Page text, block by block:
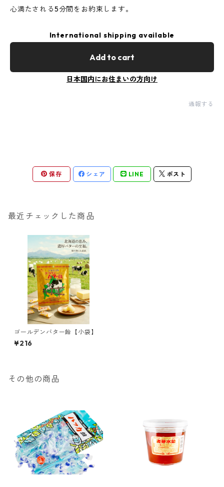
心満たされる5分間をお約束します。
International shipping available
Add to cart
日本国内にお住まいの方向け
通報する
保存 シェア LINE ポスト
最近チェックした商品
ゴールデンバター飴【小袋】
¥216
その他の商品